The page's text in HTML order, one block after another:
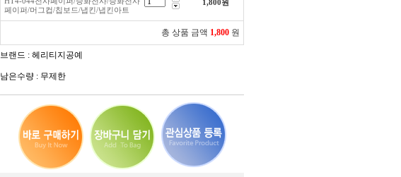
페이퍼/머그컵/칩보드/냅킨/냅킨아트
1,800원
총 상품 금액 1,800 원
브랜드 : 헤리티지공예
남은수량 : 무제한